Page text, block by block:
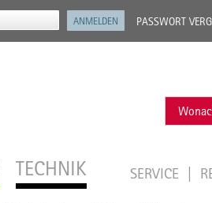
PASSWORT
TECHNIK SERVICE